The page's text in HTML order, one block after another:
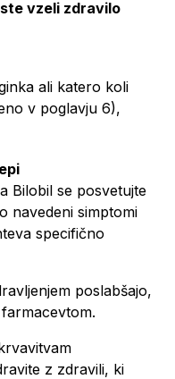
vzeli zdravilo
ali katero koli
v poglavju 6),
Bilobil se posvetujte
navedeni simptomi
specifično
poslabšajo,
z zdravili, ki